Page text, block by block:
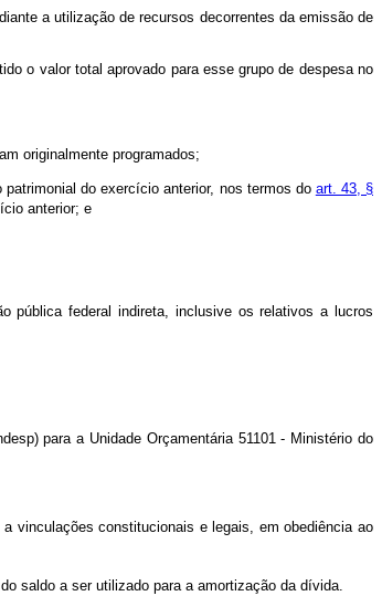
a utilização de recursos decorrentes da emissão de
o valor total aprovado para esse grupo de despesa no
originalmente programados;
do exercício anterior, nos termos do art. 43, §
anterior; e
pública federal indireta, inclusive os relativos a lucros
para a Unidade Orçamentária 51101 - Ministério do
vinculações constitucionais e legais, em obediência ao
saldo a ser utilizado para a amortização da dívida.